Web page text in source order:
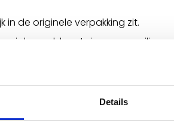
Details
de originele verpakking zit.
naaldcontainer voor veilige
grote supermarkten.